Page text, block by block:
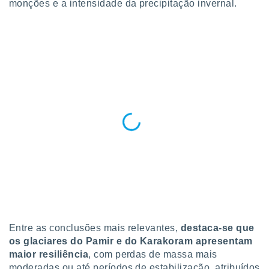
se
num
para
monções e a intensidade da precipitação invernal.
Entre as conclusões mais relevantes, destaca-se que
os glaciares do Pamir e do Karakoram apresentam
maior resiliência, com perdas de massa mais